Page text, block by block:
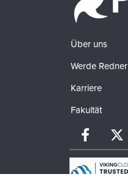
Über uns
Werde Redner
Karriere
Fakultät